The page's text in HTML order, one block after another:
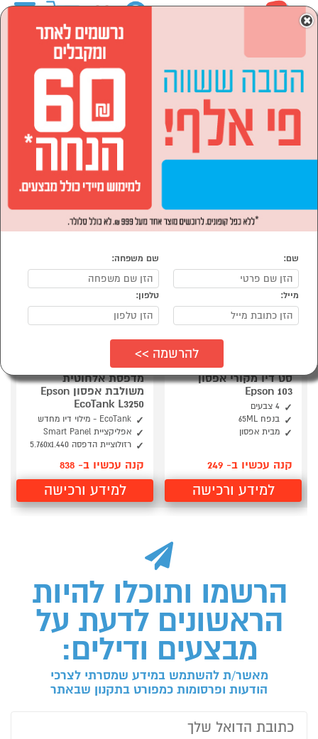
מחשבים וציוד היקפי מדפסות
הסתר רשימת קטגוריות
דיו וטונר למדפסות (1)
מדפסות EPSON
נמצאו 2 מוצרי מדפסות של מוצרי EPSON
סט דיו מקורי אפסון
Epson 103
4 צבעים
בנפח 65ML
מבית אפסון
קנה עכשיו ב- 249
למידע ורכישה
מדפסת אלחוטית
משולבת אפסון Epson
EcoTank L3250
EcoTank - מילוי דיו מחדש
אפליקציית Smart Panel
רזולוציית הדפסה 5.760x1.440
קנה עכשיו ב- 838
למידע ורכישה
הרשמו ותוכלו להיות
הראשונים לדעת על
מבצעים ודילים:
מאשר/ת להשתמש במידע שמסרתי לצרכי
הודעות ופרסומות כמפורט בתקנון שבאתר
×
שם: שם משפחה:
מייל: טלפון: